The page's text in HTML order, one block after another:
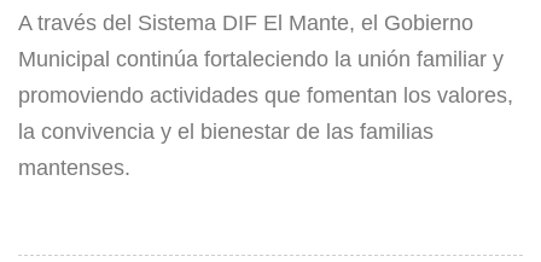
​A través del Sistema DIF El Mante, el Gobierno
Municipal continúa fortaleciendo la unión familiar y
promoviendo actividades que fomentan los valores,
la convivencia y el bienestar de las familias
mantenses.